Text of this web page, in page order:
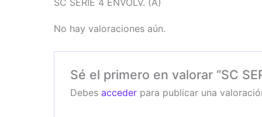
SC SERIE 4 ENVOLV. (A)
No hay valoraciones aún.
Sé el primero en valorar “SC
Debes accederpara publicar una